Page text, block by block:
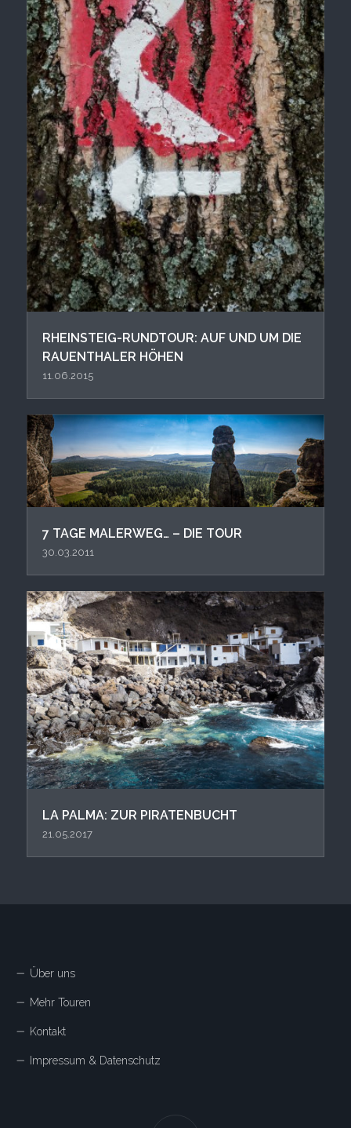
RHEINSTEIG-RUNDTOUR: AUF UND UM DIE
RAUENTHALER HÖHEN
11.06.2015
7 TAGE MALERWEG… – DIE TOUR
30.03.2011
LA PALMA: ZUR PIRATENBUCHT
21.05.2017
Über uns
Mehr Touren
Kontakt
Impressum & Datenschutz